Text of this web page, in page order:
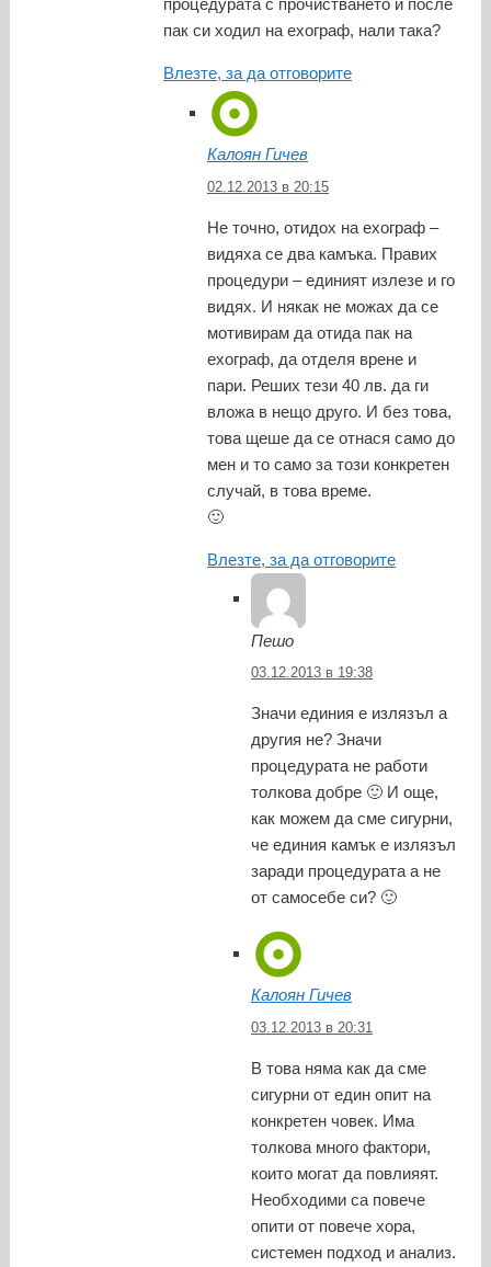
процедурата с прочистването и после
пак си ходил на ехограф, нали така?
Влезте, за да отговорите
Калоян Гичев
02.12.2013 в 20:15
Не точно, отидох на ехограф –
видяха се два камъка. Правих
процедури – единият излезе и го
видях. И някак не можах да се
мотивирам да отида пак на
ехограф, да отделя врене и
пари. Реших тези 40 лв. да ги
вложа в нещо друго. И без това,
това щеше да се отнася само до
мен и то само за този конкретен
случай, в това време.
🙂
Влезте, за да отговорите
Пешо
03.12.2013 в 19:38
Значи единия е излязъл а
другия не? Значи
процедурата не работи
толкова добре 🙂 И още,
как можем да сме сигурни,
че единия камък е излязъл
заради процедурата а не
от самосебе си? 🙂
Калоян Гичев
03.12.2013 в 20:31
В това няма как да сме
сигурни от един опит на
конкретен човек. Има
толкова много фактори,
които могат да повлияят.
Необходими са повече
опити от повече хора,
системен подход и анализ.